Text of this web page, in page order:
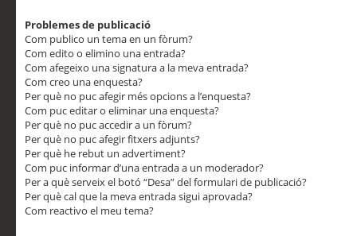
Problemes de publicació
Com publico un tema en un fòrum?
Com edito o elimino una entrada?
Com afegeixo una signatura a la meva entrada?
Com creo una enquesta?
Per què no puc afegir més opcions a l’enquesta?
Com puc editar o eliminar una enquesta?
Per què no puc accedir a un fòrum?
Per què no puc afegir fitxers adjunts?
Per què he rebut un advertiment?
Com puc informar d’una entrada a un moderador?
Per a què serveix el botó “Desa” del formulari de publicació?
Per què cal que la meva entrada sigui aprovada?
Com reactivo el meu tema?